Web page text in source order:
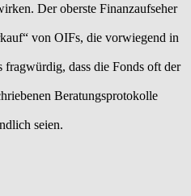
Der oberste Finanzaufseher
von OIFs, die vorwiegend in
fragwürdig, dass die Fonds oft der
Beratungsprotokolle
seien.